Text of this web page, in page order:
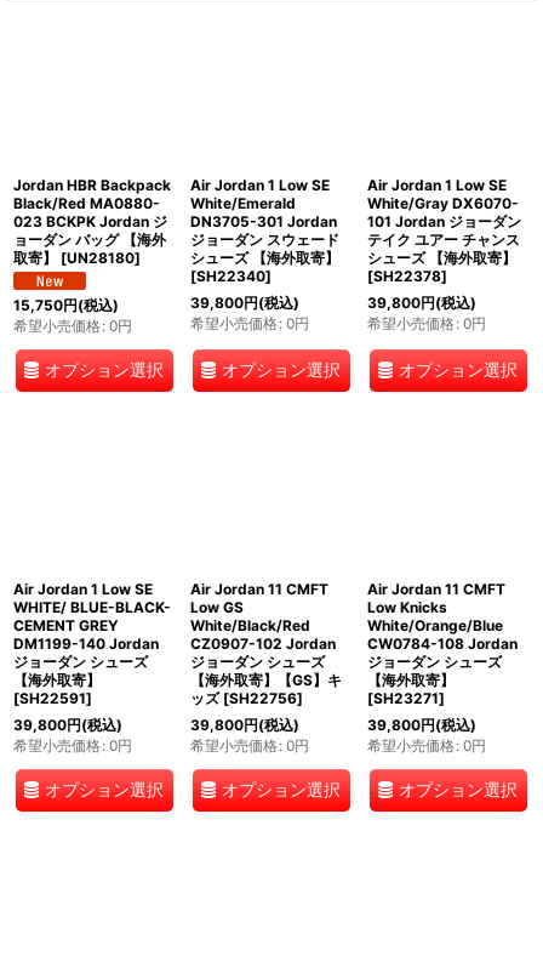
Jordan HBR Backpack
Black/Red MA0880-
023 BCKPK Jordan ジ
ョーダン バッグ 【海外
取寄】
[UN28180]
15,750円(税込)
希望小売価格: 0円
オプション選択
Air Jordan 1 Low SE
White/Emerald
DN3705-301 Jordan
ジョーダン スウェード
シューズ 【海外取寄】
[SH22340]
39,800円(税込)
希望小売価格: 0円
オプション選択
Air Jordan 1 Low SE
White/Gray DX6070-
101 Jordan ジョーダン
テイク ユアー チャンス
シューズ 【海外取寄】
[SH22378]
39,800円(税込)
希望小売価格: 0円
オプション選択
Air Jordan 1 Low SE
WHITE/ BLUE-BLACK-
CEMENT GREY
DM1199-140 Jordan
ジョーダン シューズ
【海外取寄】
[SH22591]
39,800円(税込)
希望小売価格: 0円
オプション選択
Air Jordan 11 CMFT
Low GS
White/Black/Red
CZ0907-102 Jordan
ジョーダン シューズ
【海外取寄】【GS】キ
ッズ [SH22756]
39,800円(税込)
希望小売価格: 0円
オプション選択
Air Jordan 11 CMFT
Low Knicks
White/Orange/Blue
CW0784-108 Jordan
ジョーダン シューズ
【海外取寄】
[SH23271]
39,800円(税込)
希望小売価格: 0円
オプション選択